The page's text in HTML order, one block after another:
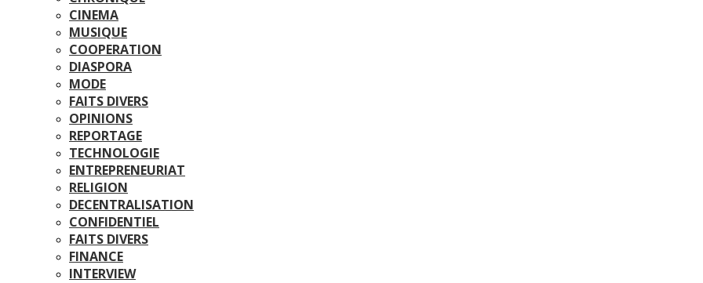
CINEMA
MUSIQUE
COOPERATION
DIASPORA
MODE
FAITS DIVERS
OPINIONS
REPORTAGE
TECHNOLOGIE
ENTREPRENEURIAT
RELIGION
DECENTRALISATION
CONFIDENTIEL
FAITS DIVERS
FINANCE
INTERVIEW